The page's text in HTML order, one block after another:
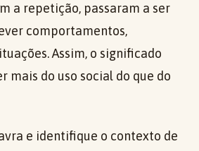
a repetição, passaram a ser
comportamentos,
Assim, o significado
mais do uso social do que do
e identifique o contexto de